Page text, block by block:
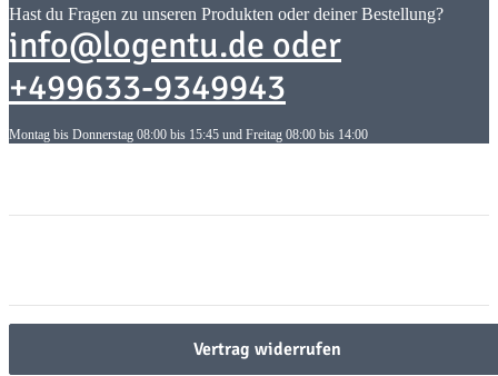
Hast du Fragen zu unseren Produkten oder deiner Bestellung?
info@logentu.de oder
+499633-9349943
Montag bis Donnerstag 08:00 bis 15:45 und Freitag 08:00 bis 14:00
Vertrag widerrufen